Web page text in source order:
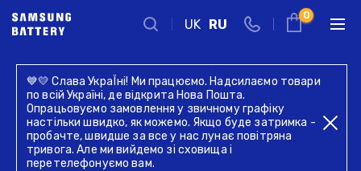
💙💛 Слава УкраЇні! Ми працюємо. Надсилаємо товари
по всій Україні, де відкрита Нова Пошта.
Опрацьовуємо замовлення у звичному графіку
настільки швидко, як можемо. Якщо буде затримка -
пробачте, швидше за все у нас лунає повітряна
тривога. Але ми вийдемо зі сховища і
перетелефонуємо вам.
UK RU
Киев
г. Киев, ул. Голосеевская 17,
оф. 104
+38 044 339 57 83
0
Введите название устройства, модель или серию
Комплектующие
Запчасти
Комплектующие
комплектующие